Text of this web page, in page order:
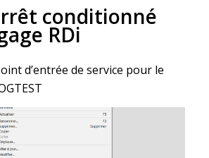
conditionné
RDi
d’entrée de service pour le